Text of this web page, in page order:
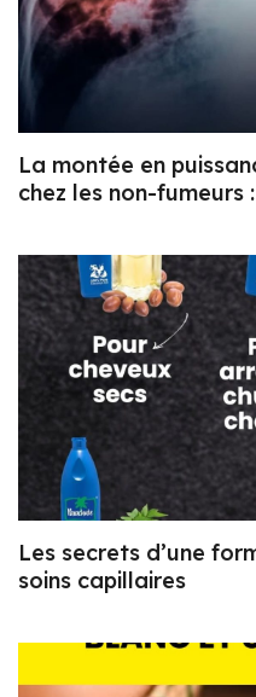
La montée en
chez les non-fumeurs
Les secrets d’une
soins capillaires